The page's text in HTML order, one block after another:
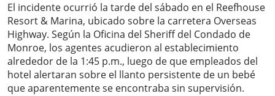
El incidente ocurrió la tarde del sábado en el Reefhouse
Resort & Marina, ubicado sobre la carretera Overseas
Highway. Según la Oficina del Sheriff del Condado de
Monroe, los agentes acudieron al establecimiento
alrededor de la 1:45 p.m., luego de que empleados del
hotel alertaran sobre el llanto persistente de un bebé
que aparentemente se encontraba sin supervisión.